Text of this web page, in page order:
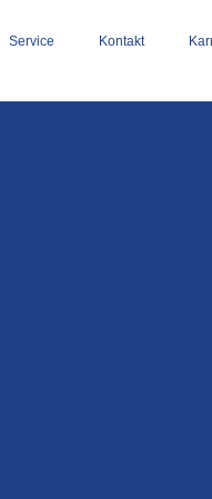
Service Kontakt